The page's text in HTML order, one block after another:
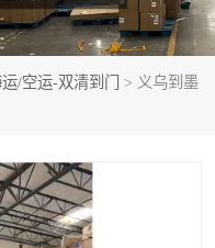
/空运-双清到门
> 义乌到墨
门